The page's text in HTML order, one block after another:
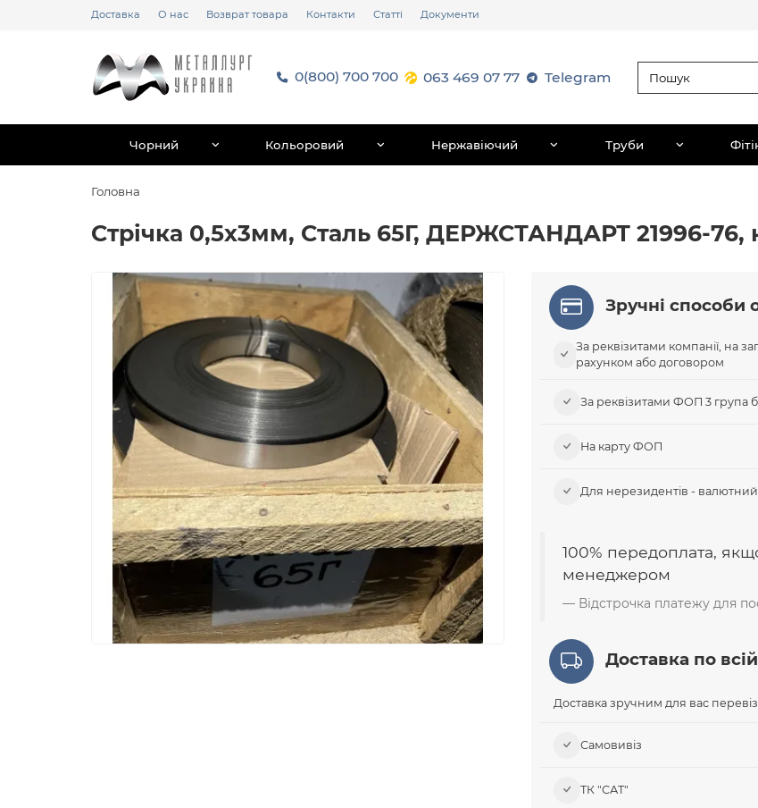
Доставка О нас Возврат товара Контакти Статті Документи
0(800) 700 700 063 469 07 77 Telegram
Чорний Кольоровий Нержавіючий Труби
Головна
Стрічка 0,5х3мм, Сталь 65Г, ДЕРЖСТАНДАРТ 21996-76,
Зручні способи
За реквізитами компанії, на
рахунком або договором
За реквізитами ФОП 3 група
На карту ФОП
Для нерезидентів -
100% передоплата,
менеджером
Відстрочка платежу для
Доставка по всій
Доставка зручним для вас
Самовивіз​
ТК "САТ"